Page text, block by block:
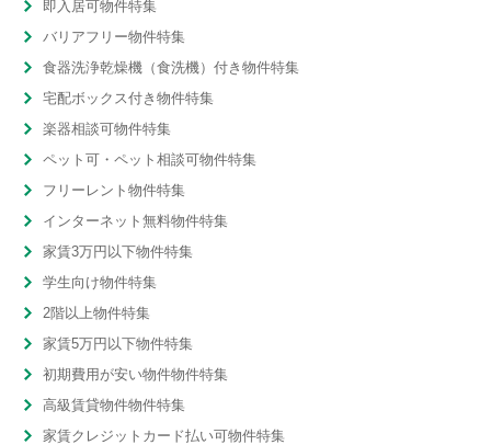
即入居可物件特集
バリアフリー物件特集
食器洗浄乾燥機（食洗機）付き物件特集
宅配ボックス付き物件特集
楽器相談可物件特集
ペット可・ペット相談可物件特集
フリーレント物件特集
インターネット無料物件特集
家賃3万円以下物件特集
学生向け物件特集
2階以上物件特集
家賃5万円以下物件特集
初期費用が安い物件物件特集
高級賃貸物件物件特集
家賃クレジットカード払い可物件特集